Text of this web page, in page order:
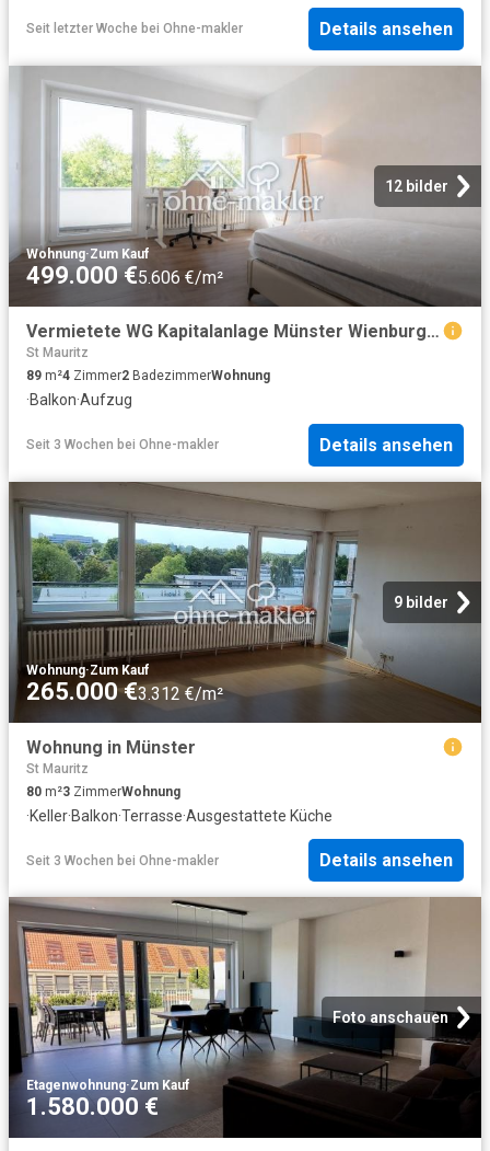
Seit letzter Woche bei Ohne-makler Details ansehen
12 bilder
Wohnung·Zum Kauf
499.000 €5.606 €/m²
Vermietete WG Kapitalanlage Münster Wienburg, 6 % Bruttorendite, provisionsfrei
St Mauritz
89 m²4 Zimmer2 BadezimmerWohnung
·Balkon·Aufzug
Seit 3 Wochen bei Ohne-makler Details ansehen
9 bilder
Wohnung·Zum Kauf
265.000 €3.312 €/m²
Wohnung in Münster
St Mauritz
80 m²3 ZimmerWohnung
·Keller·Balkon·Terrasse·Ausgestattete Küche
Seit 3 Wochen bei Ohne-makler Details ansehen
Foto anschauen
Etagenwohnung·Zum Kauf
1.580.000 €